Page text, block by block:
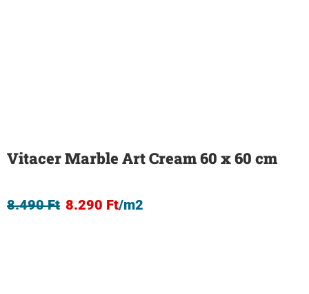
Vitacer Marble Art Cream 60 x 60 cm
8.490Ft 8.290 Ft/m2